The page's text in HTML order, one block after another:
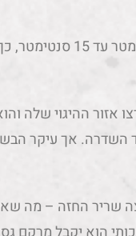
נתח מספר 4 מגיע לרוב הוא מגיע בעובי של בין
תרצו אזור ההיגוי שלה
השדרה. אך עיקר
שריר החזה – מה